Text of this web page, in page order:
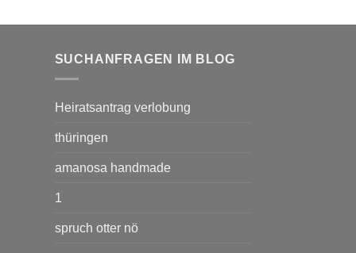
SUCHANFRAGEN IM BLOG
Heiratsantrag verlobung
thüringen
amanosa handmade
1
spruch otter nö